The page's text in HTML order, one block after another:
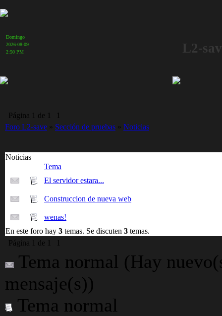
Domingo
2026-08-09
2:50 PM
L2-
Página 1 de 1
1
Foro L2-save » Sección de pruebas » Noticias
Noticias
Tema
El servidor estara...
Construccion de nueva web
wenas!
En este foro hay 3 temas. Se discuten 3 temas.
Página 1 de 1 1
Tema normal (Hay
mensaje(s))
Tema normal